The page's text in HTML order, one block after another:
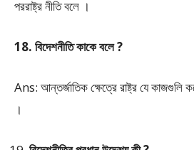
পররাষ্ট্র নীতি বলে ।
18. বিদেশনীতি কাকে বলে ?
Ans: আন্তর্জাতিক ক্ষেত্রে রাষ্ট্র যে কাজগুলি
।